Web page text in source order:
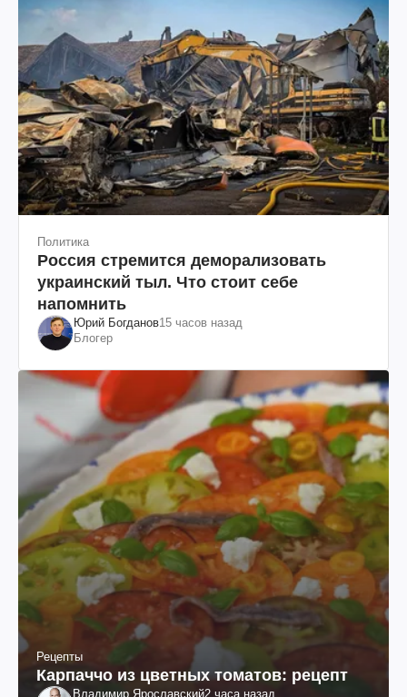
Политика
Россия стремится деморализовать
украинский тыл. Что стоит себе
напомнить
Юрий Богданов15 часов назад
Блогер
Рецепты
Карпаччо из цветных томатов: рецепт
Владимир Ярославский2 часа назад